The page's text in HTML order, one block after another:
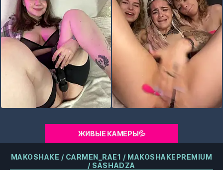
ЖИВЫЕ КАМЕРЫ💦
Категории
MAKOSHAKE / CARMEN_RAE1 / MAKOSHAKEPREMIUM
/ SASHADZA